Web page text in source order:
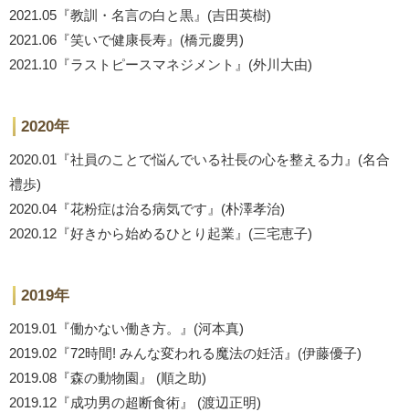
2021.05『教訓・名言の白と黒』(吉田英樹)
2021.06『笑いで健康長寿』(橋元慶男)
2021.10『ラストピースマネジメント』(外川大由)
2020年
2020.01『社員のことで悩んでいる社長の心を整える力』(名合
禮歩)
2020.04『花粉症は治る病気です』(朴澤孝治)
2020.12『好きから始めるひとり起業』(三宅恵子)
2019年
2019.01『働かない働き方。』(河本真)
2019.02『72時間! みんな変われる魔法の妊活』(伊藤優子)
2019.08『森の動物園』 (順之助)
2019.12『成功男の超断食術』 (渡辺正明)